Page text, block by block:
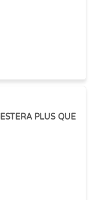
PLUS QUE